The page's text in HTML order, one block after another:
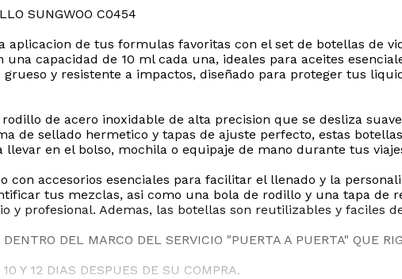
SUNGWOO C0454
aplicacion de tus formulas favoritas con el set de botellas de
capacidad de 10 ml cada una, ideales para aceites
y resistente a impactos, diseñado para proteger tus
de acero inoxidable de alta precision que se desliza
de sellado hermetico y tapas de ajuste perfecto, estas
llevar en el bolso, mochila o equipaje de mano durante tus
con accesorios esenciales para facilitar el llenado y la
tus mezclas, asi como una bola de rodillo y una tapa de
y profesional. Ademas, las botellas son reutilizables y faciles
DEL MARCO DEL SERVICIO "PUERTA A PUERTA" QUE
Y 12 DIAS DESPUES DE SU COMPRA.